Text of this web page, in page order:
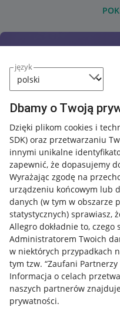
język
Dbamy o Twoją
Dzięki plikom cookies i
SDK) oraz przetwarzaniu
innymi unikalne
zapewnić, że dopasujemy
Wyrażając zgodę na
urządzeniu końcowym lub
danych (w tym w obszarze
statystycznych) sprawiasz,
Allegro dokładnie to, czego
Administratorem Twoich
w niektórych przypadkach
tym tzw. “Zaufani Partnerzy
Informacja o celach
naszych partnerów
prywatności.
Przydatne informacje
Jak to działa